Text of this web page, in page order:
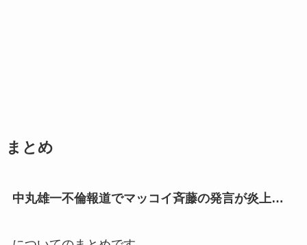
まとめ
中丸雄一不倫報道でマッコイ斉藤の発言が炎上…